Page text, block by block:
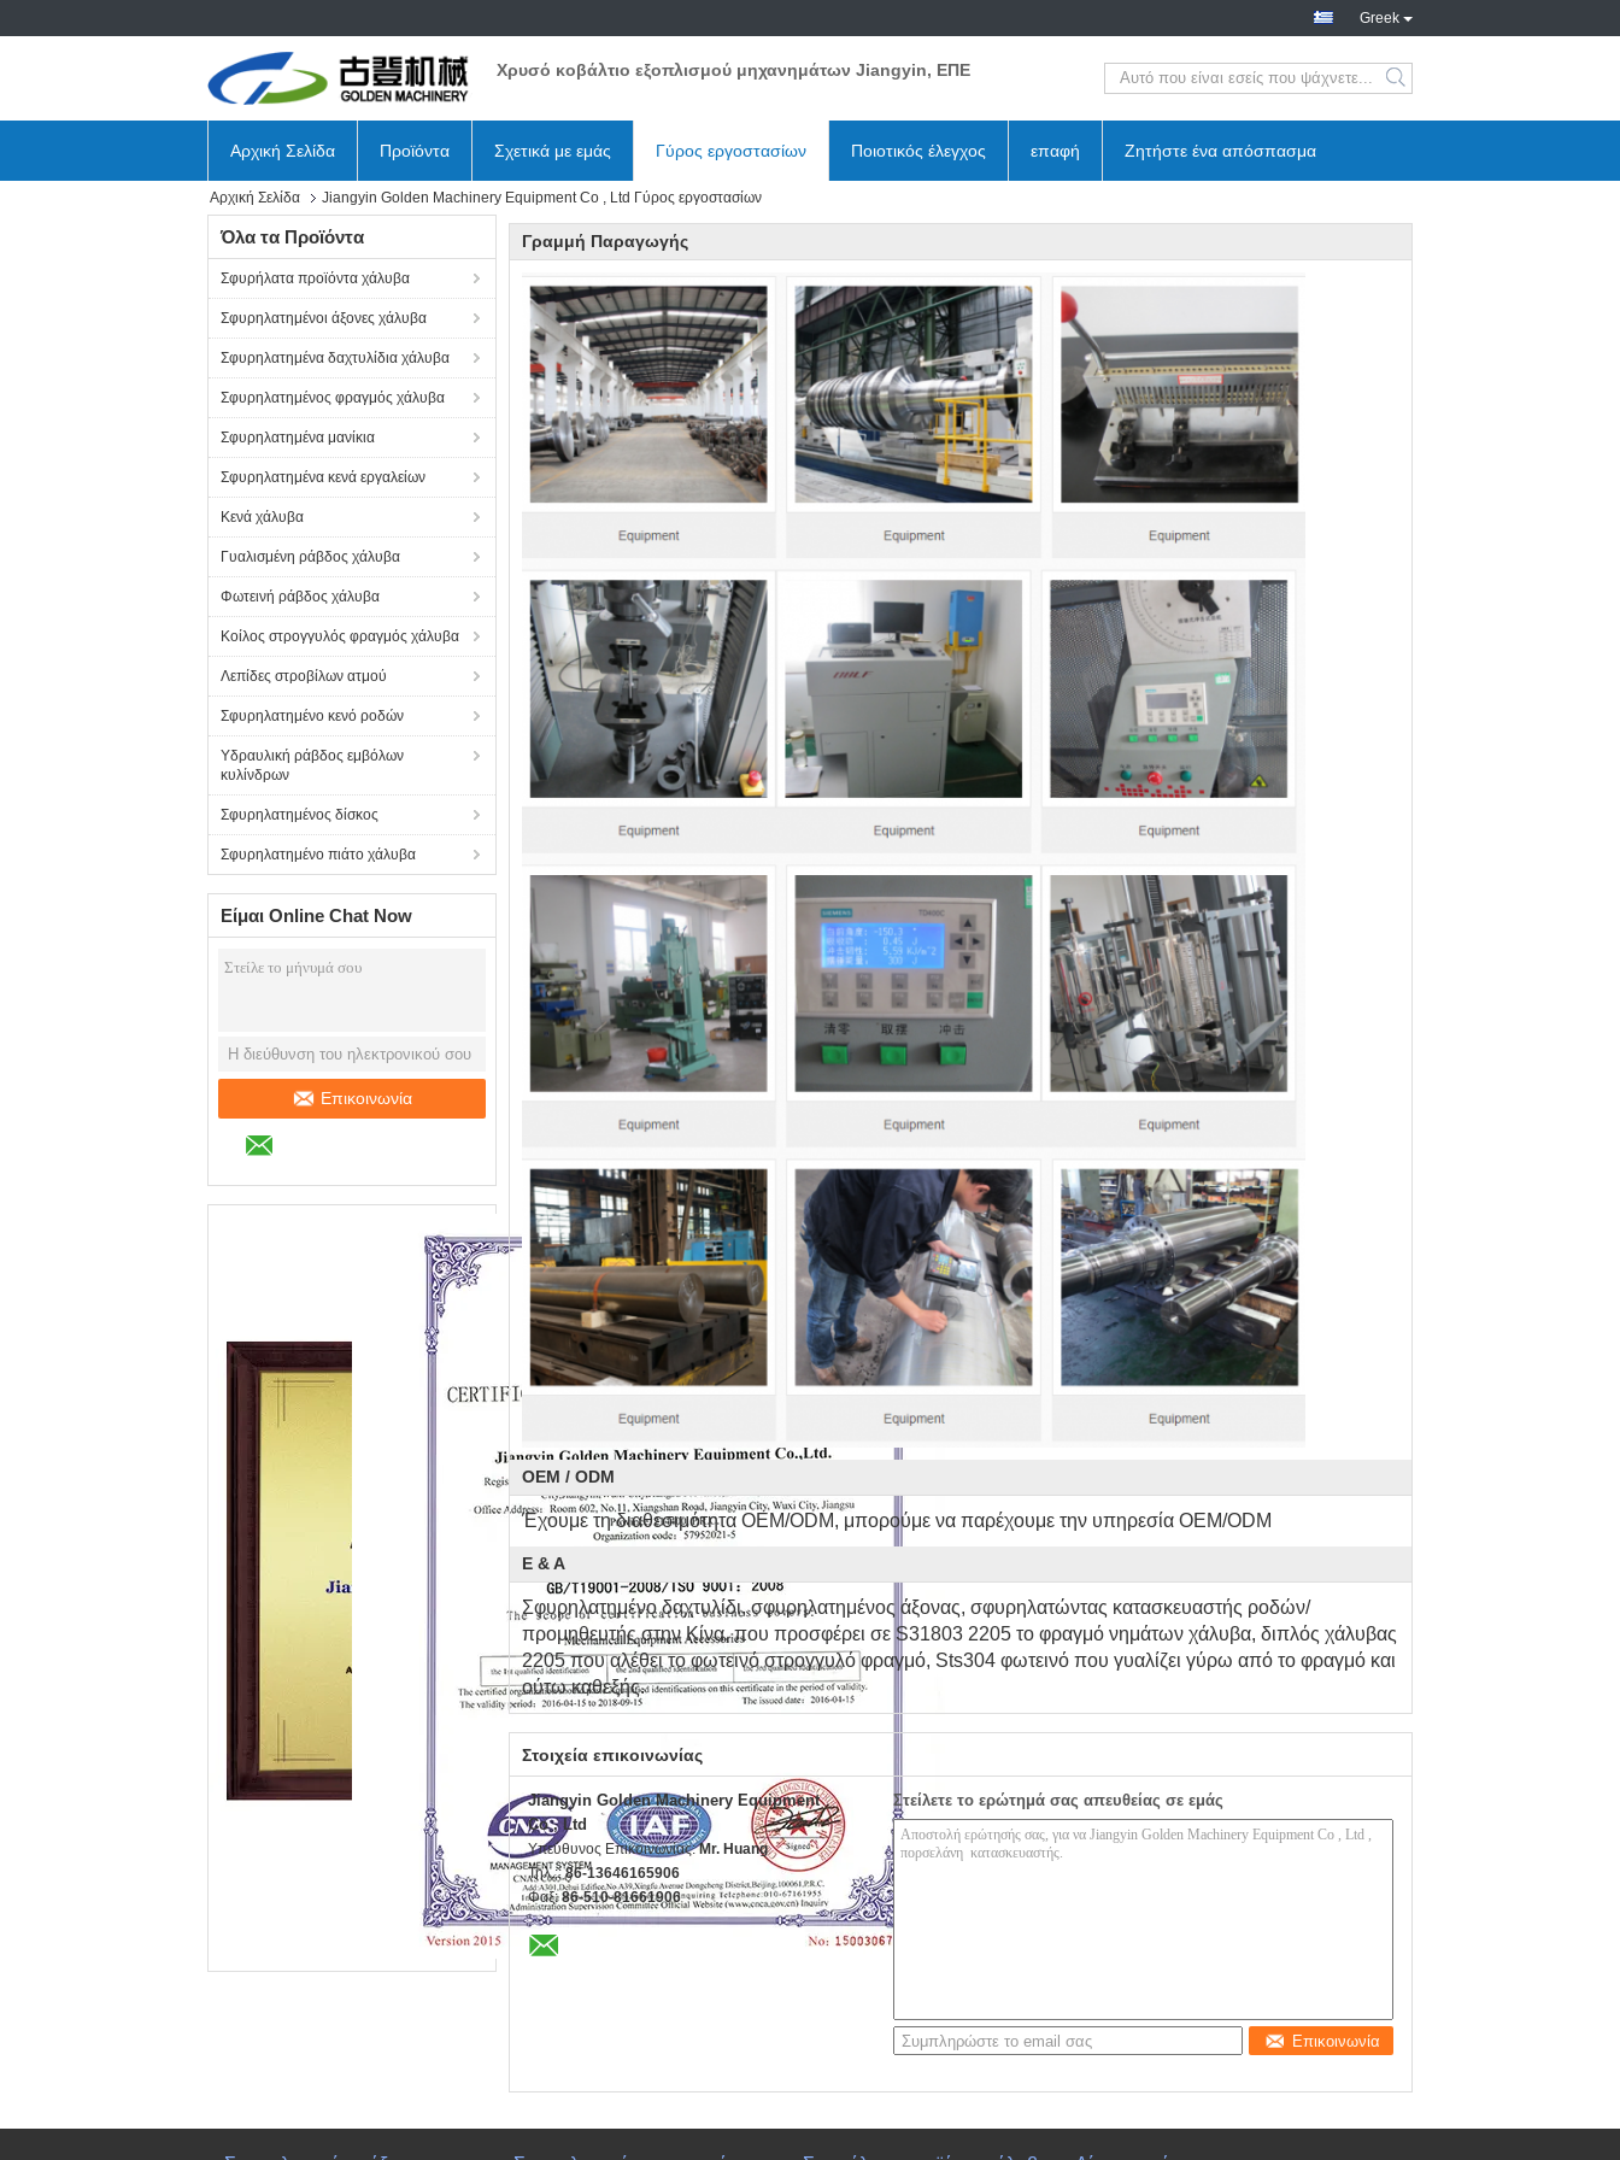
Greek
Χρυσό κοβάλτιο εξοπλισμού μηχανημάτων Jiangyin, ΕΠΕ
Αρχική Σελίδα Προϊόντα Σχετικά με εμάς Γύρος εργοστασίων Ποιοτικός έλεγχος επαφή Ζητήστε ένα απόσπασμα
Αρχική Σελίδα Jiangyin Golden Machinery Equipment Co , Ltd Γύρος εργοστασίων
Όλα τα Προϊόντα
Σφυρήλατα προϊόντα χάλυβα
Σφυρηλατημένοι άξονες χάλυβα
Σφυρηλατημένα δαχτυλίδια χάλυβα
Σφυρηλατημένος φραγμός χάλυβα
Σφυρηλατημένα μανίκια
Σφυρηλατημένα κενά εργαλείων
Κενά χάλυβα
Γυαλισμένη ράβδος χάλυβα
Φωτεινή ράβδος χάλυβα
Κοίλος στρογγυλός φραγμός χάλυβα
Λεπίδες στροβίλων ατμού
Σφυρηλατημένο κενό ροδών
Υδραυλική ράβδος εμβόλων
κυλίνδρων
Σφυρηλατημένος δίσκος
Σφυρηλατημένο πιάτο χάλυβα
Είμαι Online Chat Now
Επικοινωνία
Γραμμή Παραγωγής
OEM / ODM
Έχουμε τη διαθεσιμότητα OEM/ODM, μπορούμε να παρέχουμε την υπηρεσία OEM/ODM
Ε & Α
Σφυρηλατημένο δαχτυλίδι, σφυρηλατημένος άξονας, σφυρηλατώντας κατασκευαστής ροδών/
προμηθευτής στην Κίνα, που προσφέρει σε S31803 2205 το φραγμό νημάτων χάλυβα, διπλός χάλυβας
2205 που αλέθει το φωτεινό στρογγυλό φραγμό, Sts304 φωτεινό που γυαλίζει γύρω από το φραγμό και
ούτω καθεξής.
Στοιχεία επικοινωνίας
Jiangyin Golden Machinery Equipment
Co , Ltd
Υπεύθυνος Επικοινωνίας:Mr. Huang
Τηλ.::86-13646165906
Φαξ:86-510-81661906
Στείλετε το ερώτημά σας απευθείας σε εμάς
Επικοινωνία